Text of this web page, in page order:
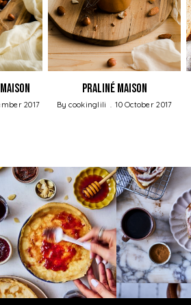
2017
Praliné maison
Bycookinglili 10 October 2017